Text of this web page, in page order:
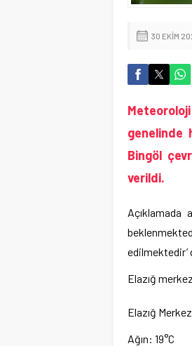
30 EKIM
genelinde
Bingöl
verildi.
Açıklamada
edilmektedir’
Elazığ
Elazığ
Ağın: 19°C